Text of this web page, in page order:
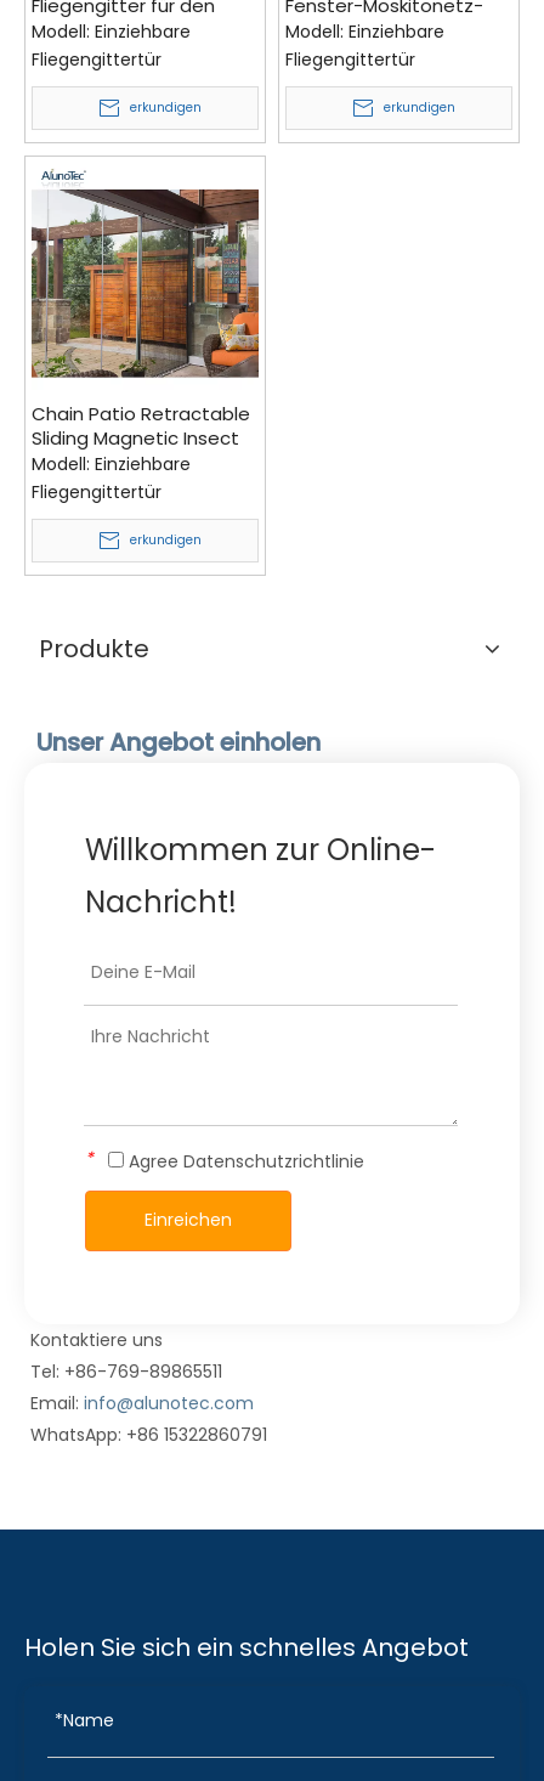
Außenbereich in
Sondergröße,
einziehbare
Fliegengitter, Bio-Falten-
Mesh-Tür
Modell: Einziehbare
Fliegengittertür
erkundigen
einziehbare Fiberglas-
Fliegengitter-
Schiebegitter
Modell: Einziehbare
Fliegengittertür
erkundigen
Chain Patio Retractable
Sliding Magnetic Insect
Fly Net Screen Flyscreen
Door
Modell: Einziehbare
Fliegengittertür
erkundigen
Produkte
Unser Angebot einholen
Willkommen zur Online-
Nachricht!
* Agree Datenschutzrichtlinie
Einreichen
Kontaktiere uns
Tel: +86-769-89865511
Email: info@alunotec.com
WhatsApp: +86 15322860791
Holen Sie sich ein schnelles Angebot